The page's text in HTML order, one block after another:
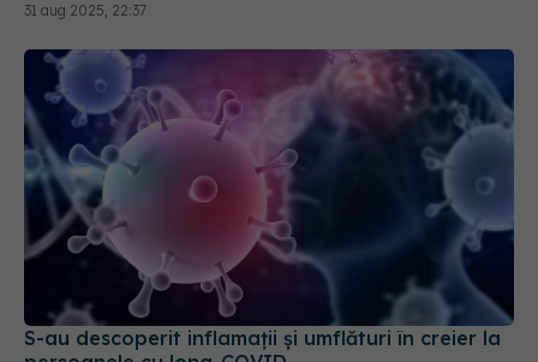
31 aug 2025, 22:37
S-au descoperit inflamaţii și umflături în creier la